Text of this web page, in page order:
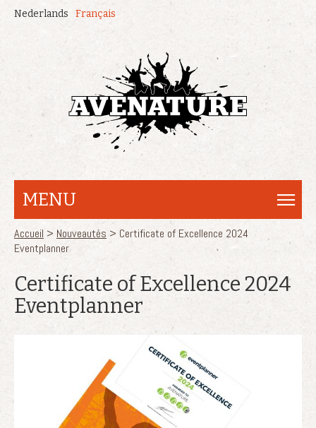
Aller au contenu principal
Nederlands Français
MENU
Vous êtes ici
Accueil > Nouveautés > Certificate of Excellence 2024
Eventplanner
Certificate of Excellence 2024
Eventplanner